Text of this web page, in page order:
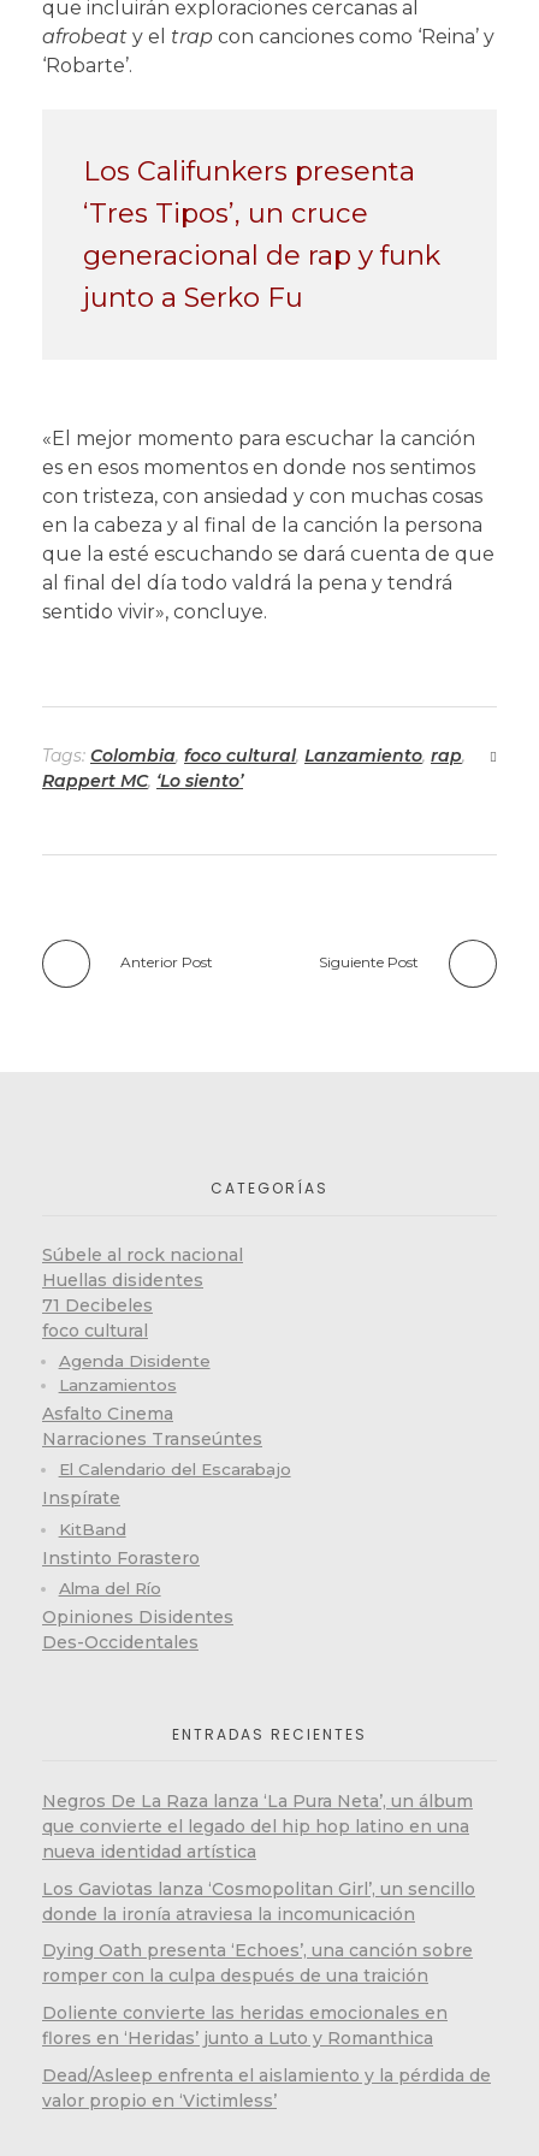
que incluirán exploraciones cercanas al
afrobeat y el trap con canciones como ‘Reina’ y
‘Robarte’.
Los Califunkers presenta
‘Tres Tipos’, un cruce
generacional de rap y funk
junto a Serko Fu
«El mejor momento para escuchar la canción
es en esos momentos en donde nos sentimos
con tristeza, con ansiedad y con muchas cosas
en la cabeza y al final de la canción la persona
que la esté escuchando se dará cuenta de que
al final del día todo valdrá la pena y tendrá
sentido vivir», concluye.
Tags: Colombia, foco cultural, Lanzamiento, rap,
Rappert MC, ‘Lo siento’
Anterior Post Siguiente Post
CATEGORÍAS
Súbele al rock nacional
Huellas disidentes
71 Decibeles
foco cultural
Agenda Disidente
Lanzamientos
Asfalto Cinema
Narraciones Transeúntes
El Calendario del Escarabajo
Inspírate
KitBand
Instinto Forastero
Alma del Río
Opiniones Disidentes
Des-Occidentales
ENTRADAS RECIENTES
Negros De La Raza lanza ‘La Pura Neta’, un álbum
que convierte el legado del hip hop latino en una
nueva identidad artística
Los Gaviotas lanza ‘Cosmopolitan Girl’, un sencillo
donde la ironía atraviesa la incomunicación
Dying Oath presenta ‘Echoes’, una canción sobre
romper con la culpa después de una traición
Doliente convierte las heridas emocionales en
flores en ‘Heridas’ junto a Luto y Romanthica
Dead/Asleep enfrenta el aislamiento y la pérdida de
valor propio en ‘Victimless’